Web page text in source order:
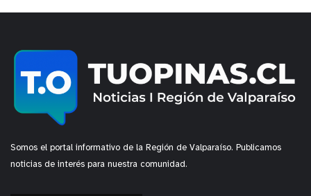
Somos el portal informativo de la Región de Valparaíso. Publicamos
noticias de interés para nuestra comunidad.